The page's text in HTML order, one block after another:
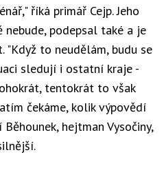
říká primář Cejp. Jeho
podepsal také a je
"Když to neudělám, budu se
sledují i ostatní kraje -
tentokrát to však
čekáme, kolik výpovědí
hejtman Vysočiny,